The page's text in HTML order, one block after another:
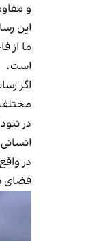
و
این
ما از
است.
اگر
در
در
فضای